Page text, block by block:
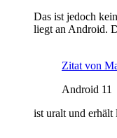
Das ist jedoch
liegt an Android.
Zitat von
Android 11
ist uralt und erhält